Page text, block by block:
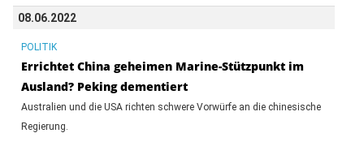
08.06.2022
POLITIK
Errichtet China geheimen Marine-Stützpunkt im
Ausland? Peking dementiert
Australien und die USA richten schwere Vorwürfe an die chinesische
Regierung.